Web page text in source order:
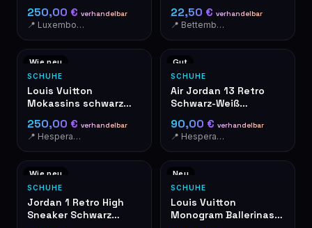
250,00 € verhandelbar
📍 Luxembourg-Cents
in Spain
22,50 € verhandelbar
📍 Bettembourg
Wie neu
SCHUHE
Louis Vuitton
Mokassins schwarz
goldenem LV-Logo
250,00 € verhandelbar
📍 Hesperange
Gut
SCHUHE
Air Jordan 13 Retro
Schwarz-Weiß
90,00 € verhandelbar
📍 Hesperange
Wie neu
SCHUHE
Jordan 1 Retro High
Sneaker Schwarz
Neu
SCHUHE
Louis Vuitton
Monogram Ballerinas